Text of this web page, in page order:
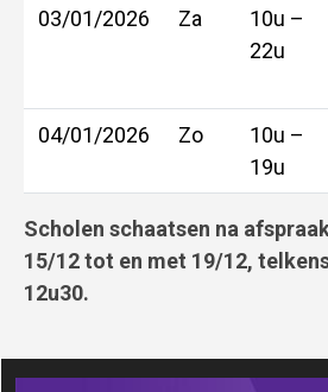
03/01/2026 Za
10u –
22u
04/01/2026 Zo
10u –
19u
Scholen schaatsen na
15/12 tot en met 19/12,
12u30.